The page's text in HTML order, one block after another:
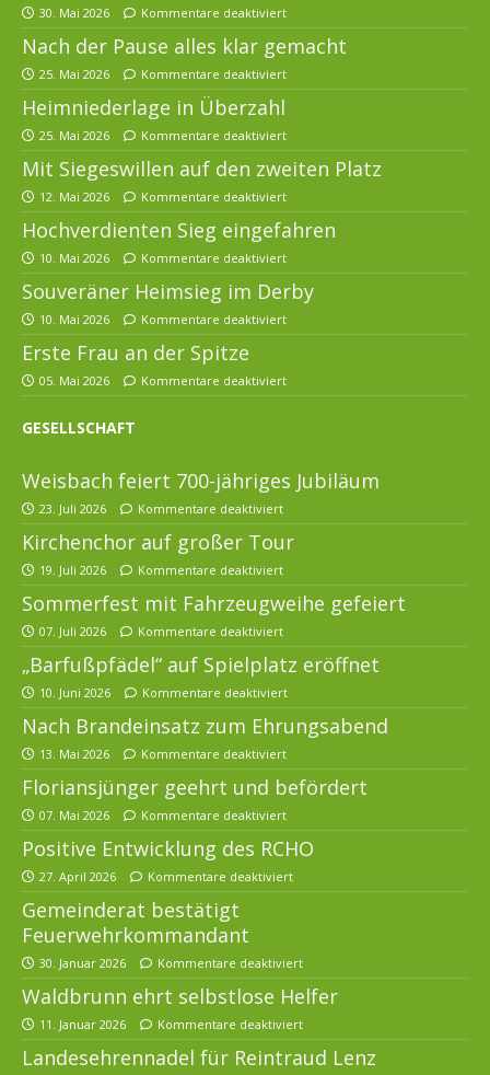
30. Mai 2026 Kommentare deaktiviert
Nach der Pause alles klar gemacht
25. Mai 2026 Kommentare deaktiviert
Heimniederlage in Überzahl
25. Mai 2026 Kommentare deaktiviert
Mit Siegeswillen auf den zweiten Platz
12. Mai 2026 Kommentare deaktiviert
Hochverdienten Sieg eingefahren
10. Mai 2026 Kommentare deaktiviert
Souveräner Heimsieg im Derby
10. Mai 2026 Kommentare deaktiviert
Erste Frau an der Spitze
05. Mai 2026 Kommentare deaktiviert
GESELLSCHAFT
Weisbach feiert 700-jähriges Jubiläum
23. Juli 2026 Kommentare deaktiviert
Kirchenchor auf großer Tour
19. Juli 2026 Kommentare deaktiviert
Sommerfest mit Fahrzeugweihe gefeiert
07. Juli 2026 Kommentare deaktiviert
„Barfußpfädel“ auf Spielplatz eröffnet
10. Juni 2026 Kommentare deaktiviert
Nach Brandeinsatz zum Ehrungsabend
13. Mai 2026 Kommentare deaktiviert
Floriansjünger geehrt und befördert
07. Mai 2026 Kommentare deaktiviert
Positive Entwicklung des RCHO
27. April 2026 Kommentare deaktiviert
Gemeinderat bestätigt
Feuerwehrkommandant
30. Januar 2026 Kommentare deaktiviert
Waldbrunn ehrt selbstlose Helfer
11. Januar 2026 Kommentare deaktiviert
Landesehrennadel für Reintraud Lenz